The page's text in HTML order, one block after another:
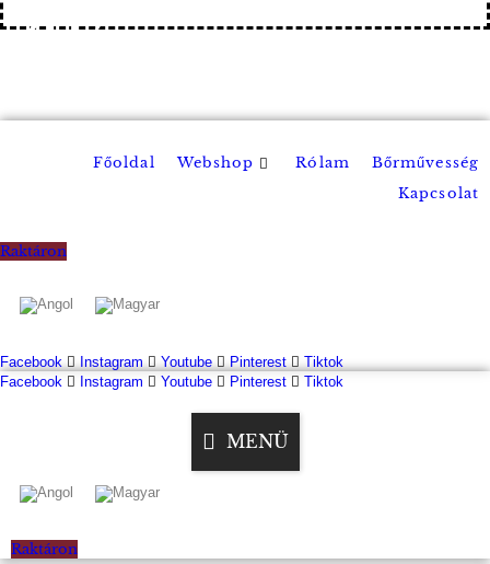
Főoldal Webshop Rólam
Bőrművesség
Kapcsolat
Raktáron
Facebook Instagram Youtube Pinterest
Tiktok
Facebook
Instagram Youtube Pinterest Tiktok
MENÜ
Raktáron